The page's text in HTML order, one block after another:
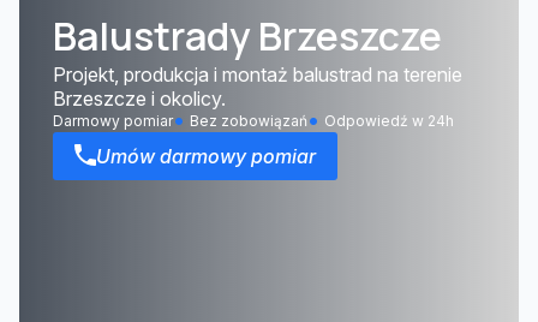
Balustrady Brzeszcze
Projekt, produkcja i montaż balustrad na terenie
Brzeszcze i okolicy.
Darmowy pomiar Bez zobowiązań Odpowiedź w 24h
Umów darmowy pomiar